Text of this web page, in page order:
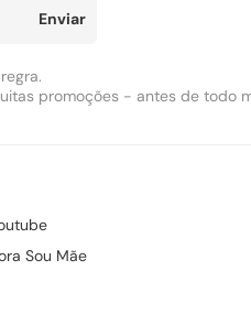
Enviar
promoções - antes de todo
Sou Mãe